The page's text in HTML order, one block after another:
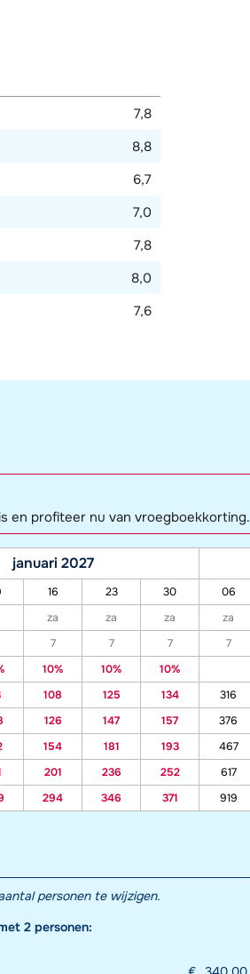
7,8
8,8
6,7
7,0
7,8
8,0
7,6
en profiteer nu van vroegboekkorting.
januari 2027
16 23 30 06
za za za za
7 7 7 7
10% 10% 10%
108 125 134 316
126 147 157 376
154 181 193 467
201 236 252 617
294 346 371 919
personen te wijzigen.
2 personen: